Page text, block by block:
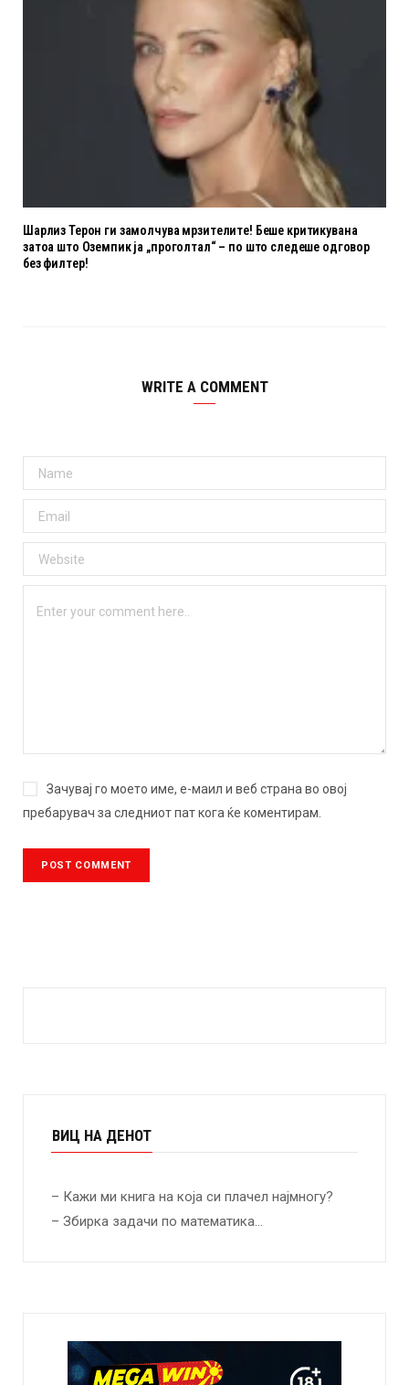
Шарлиз Терон ги замолчува мрзителите! Беше критикувана
затоа што Оземпик ја „проголтал“ – по што следеше одговор
без филтер!
WRITE A COMMENT
Зачувај го моето име, е-маил и веб страна во овој
пребарувач за следниот пат кога ќе коментирам.
ВИЦ НА ДЕНОТ
– Кажи ми книга на која си плачел најмногу?
– Збирка задачи по математика…